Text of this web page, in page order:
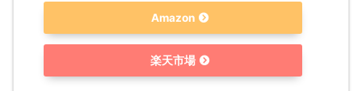
Amazon
楽天市場